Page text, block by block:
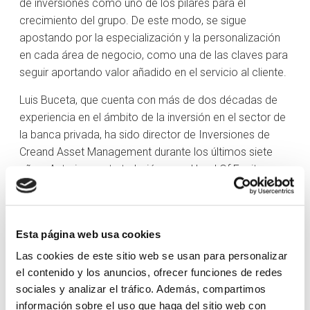
Esta página web usa cookies
Las cookies de este sitio web se usan para personalizar
el contenido y los anuncios, ofrecer funciones de redes
sociales y analizar el tráfico. Además, compartimos
información sobre el uso que haga del sitio web con
de inversiones como uno de los pilares para el
crecimiento del grupo. De este modo, se sigue
apostando por la especialización y la personalización
en cada área de negocio, como una de las claves para
seguir aportando valor añadido en el servicio al cliente.
Luis Buceta, que cuenta con más de dos décadas de
experiencia en el ámbito de la inversión en el sector de
la banca privada, ha sido director de Inversiones de
Creand Asset Management durante los últimos siete
años. Anteriormente trabajó como Head Of Equity
Investments en BNP Paribas, y como asociado en JP
Morgan Chase Private Bank y en N+1.
Es vicepresidente de CFA Society Spain, cuenta con un
MBA por el IESE Business School, aparte de ostentar la
certificación CFA y el CFA ESG Investing Certificate.
También ha colaborado en escuelas de negocio y
universidades en los programas de formación del título